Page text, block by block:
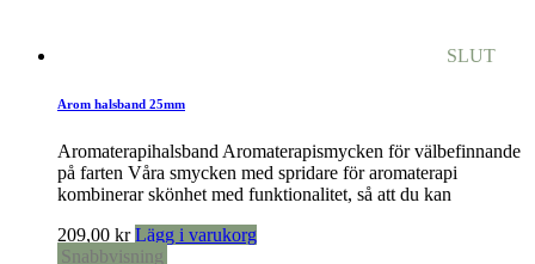
SLUT
Arom halsband 25mm
Aromaterapihalsband Aromaterapismycken för välbefinnande
på farten Våra smycken med spridare för aromaterapi
kombinerar skönhet med funktionalitet, så att du kan
209,00 kr Lägg i varukorg
Snabbvisning